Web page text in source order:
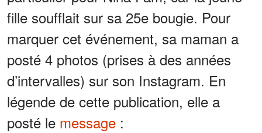
fille soufflait sur sa 25e bougie. Pour
marquer cet événement, sa maman a
posté 4 photos (prises à des années
d’intervalles) sur son Instagram. En
légende de cette publication, elle a
posté le message :